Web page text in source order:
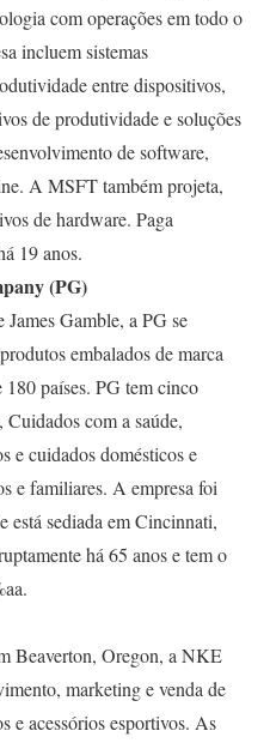
com operações em todo o
incluem sistemas
entre dispositivos,
de produtividade e soluções
de software,
A MSFT também projeta,
de hardware. Paga
19 anos.
(PG)
Gamble, a PG se
embalados de marca
países. PG tem cinco
Cuidados com a saúde,
e cuidados domésticos e
e familiares. A empresa foi
está sediada em Cincinnati,
há 65 anos e tem o
Beaverton, Oregon, a NKE
marketing e venda de
e acessórios esportivos. As